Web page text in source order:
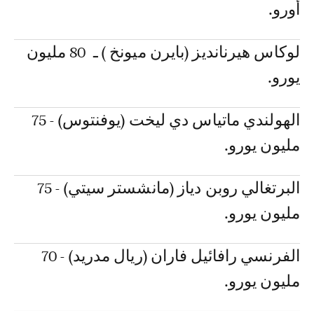
أورو.
لوكاس هيرنانديز (بايرن ميونخ ) ـ 80 مليون
يورو.
الهولندي ماتياس دي ليخت (يوفنتوس) - 75
مليون يورو.
البرتغالي روبن دياز (مانشستر سيتي) - 75
مليون يورو.
الفرنسي رافائيل فاران (ريال مدريد) - 70
مليون يورو.